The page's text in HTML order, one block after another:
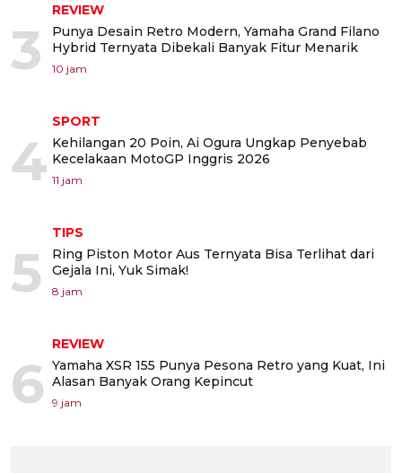
3
REVIEW
Punya Desain Retro Modern, Yamaha Grand Filano
Hybrid Ternyata Dibekali Banyak Fitur Menarik
10 jam
4
SPORT
Kehilangan 20 Poin, Ai Ogura Ungkap Penyebab
Kecelakaan MotoGP Inggris 2026
11 jam
5
TIPS
Ring Piston Motor Aus Ternyata Bisa Terlihat dari
Gejala Ini, Yuk Simak!
8 jam
6
REVIEW
Yamaha XSR 155 Punya Pesona Retro yang Kuat, Ini
Alasan Banyak Orang Kepincut
9 jam